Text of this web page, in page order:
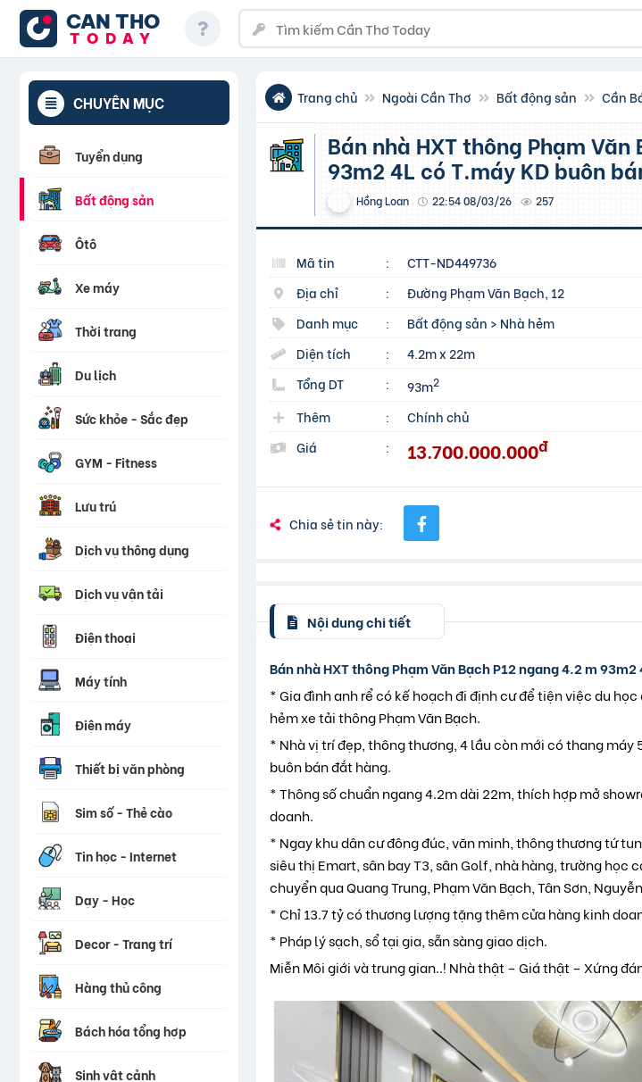
CAN THO
TODAY
CHUYÊN MỤC
Tuyển dụng
Bất động sản
Ôtô
Xe máy
Thời trang
Du lịch
Sức khỏe - Sắc đẹp
GYM - Fitness
Lưu trú
Dịch vụ thông dụng
Dịch vụ vận tải
Điện thoại
Máy tính
Điện máy
Thiết bị văn phòng
Sim số - Thẻ cào
Tin học - Internet
Dạy - Học
Decor - Trang trí
Hàng thủ công
Bách hóa tổng hợp
Sinh vật cảnh
Trang chủ Ngoài Cần Thơ Bất động sản Cần
Bán nhà HXT thông Phạm Văn Bạch P12 ngang 4.2 m
93m2 4L có T.máy KD buôn
Hồng Loan 22:54 08/03/26 257
Mã tin :
CTT-ND449736
Địa chỉ
:
Đường Phạm Văn Bạch, 12
Danh mục
: Bất động sản > Nhà hẻm
Diện tích
:
4.2m x 22m
Tổng DT
: 93m2
Thêm :
Chính chủ
Giá
: 13.700.000.000đ
Chia sẻ tin này:
Nội dung chi tiết
Bán nhà HXT thông Phạm Văn Bạch P12 ngang 4.2 m
* Gia đình anh rể có kế hoạch đi định cư để tiện việc du
hẻm xe tải thông Phạm Văn Bạch.
* Nhà vị trí đẹp, thông thương, 4 lầu còn mới có thang
buôn bán đắt hàng.
* Thông số chuẩn ngang 4.2m dài 22m, thích hợp mở
doanh.
* Ngay khu dân cư đông đúc, văn minh, thông thương tứ
siêu thị Emart, sân bay T3, sân Golf, nhà hàng, trường
chuyển qua Quang Trung, Phạm Văn Bạch, Tân Sơn,
* Chỉ 13.7 tỷ có thương lượng tặng thêm cửa hàng kinh
* Pháp lý sạch, sổ tại gia, sẵn sàng giao dịch.
Miễn Môi giới và trung gian..! Nhà thật – Giá thật – Xứng